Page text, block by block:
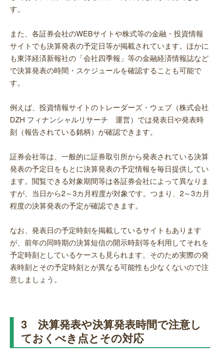
す。
また、各証券会社のWEBサイトや株式等の金融・投資情報
サイトでも決算発表の予定日等が掲載されています。ほかに
も東洋経済新報社の「会社四季報」等の金融経済情報誌など
で決算発表の時間・スケジュールを確認することも可能で
す。
例えば、投資情報サイトのトレーダーズ・ウェブ（株式会社
DZH フィナンシャルリサーチ 運営）では発表日や発表時
刻（報告されている銘柄）が確認できます。
証券会社等は、一般的に証券取引所から発表されている決算
発表の予定日をもとに決算発表の予定情報を毎日提供してい
ます。閲覧できる対象期間等は各証券会社によって異なりま
すが、当日から2～3カ月程度が対象です。つまり、2～3カ月
程度の決算発表の予定が確認できます。
なお、発表日の予定時刻を掲載しているサイトもあります
が、前年の同時期の決算短信の開示時刻等を利用してそれを
予定時刻としているケースも見られます。そのため実際の発
表時刻とその予定時刻とが異なる可能性も少なくないので注
意しましょう。
3 決算発表や決算発表時間で注意し
ておくべき点とその対応